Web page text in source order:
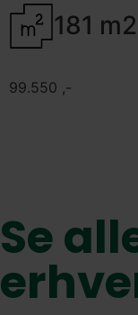
181 m2
99.550 ,-
Se